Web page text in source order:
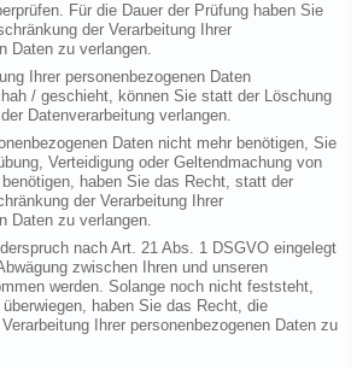
Für die Dauer der Prüfung haben Sie
der Verarbeitung Ihrer
Daten zu verlangen.
Ihrer personenbezogenen Daten
/ geschieht, können Sie statt der Löschung
Datenverarbeitung verlangen.
Daten nicht mehr benötigen, Sie
Verteidigung oder Geltendmachung von
haben Sie das Recht, statt der
der Verarbeitung Ihrer
Daten zu verlangen.
nach Art. 21 Abs. 1 DSGVO eingelegt
zwischen Ihren und unseren
werden. Solange noch nicht feststeht,
haben Sie das Recht, die
Ihrer personenbezogenen Daten zu